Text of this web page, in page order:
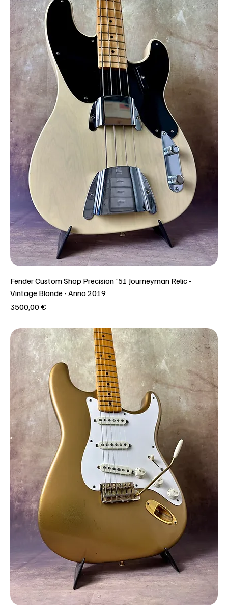
Fender Custom Shop Precision '51 Journeyman Relic -
Vintage Blonde - Anno 2019
Prezzo
3500,00 €